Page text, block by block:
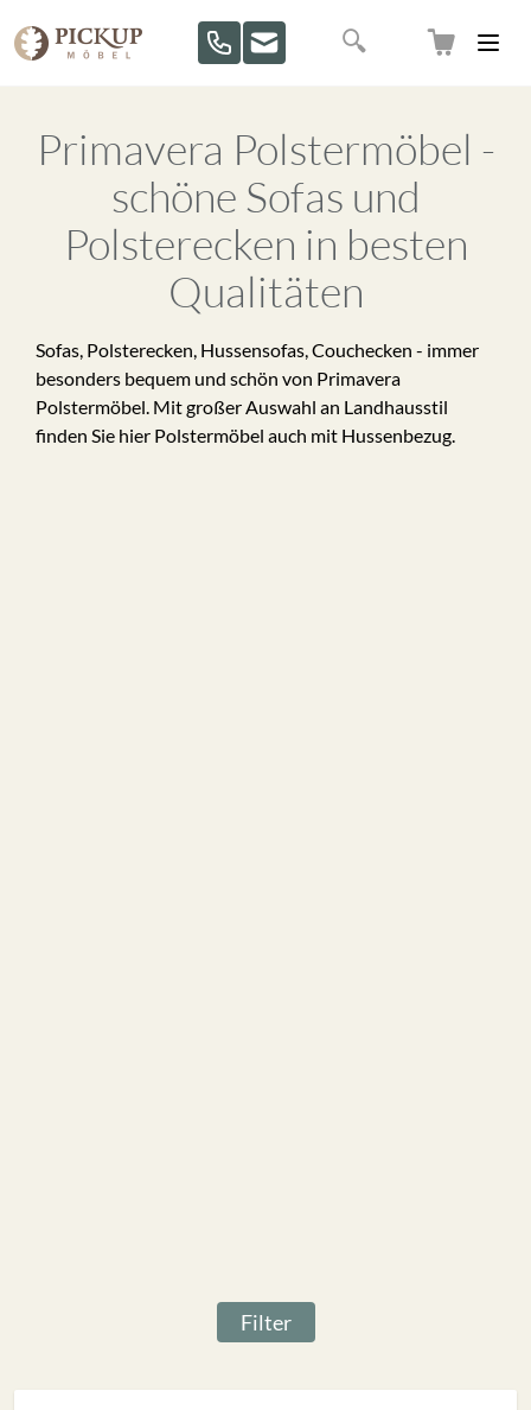
Suche
Primavera Polstermöbel -
schöne Sofas und
Polsterecken in besten
Qualitäten
Sofas, Polsterecken, Hussensofas, Couchecken - immer
besonders bequem und schön von Primavera
Polstermöbel. Mit großer Auswahl an Landhausstil
finden Sie hier Polstermöbel auch mit Hussenbezug.
Filter